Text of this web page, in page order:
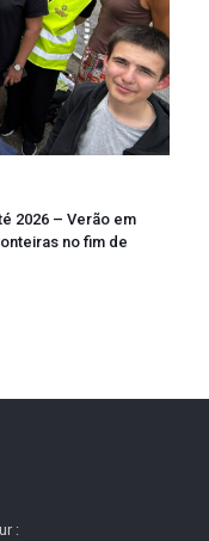
2026 – Verão em
no fim de
: